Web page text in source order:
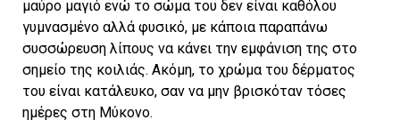
μαύρο μαγιό ενώ το σώμα του δεν είναι καθόλου
γυμνασμένο αλλά φυσικό, με κάποια παραπάνω
συσσώρευση λίπους να κάνει την εμφάνιση της στο
σημείο της κοιλιάς. Ακόμη, το χρώμα του δέρματος
του είναι κατάλευκο, σαν να μην βρισκόταν τόσες
ημέρες στη Μύκονο.